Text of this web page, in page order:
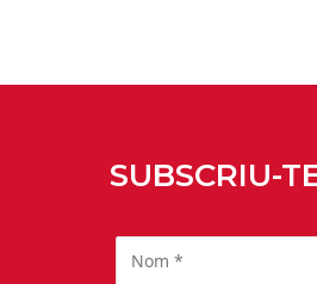
SUBSCRIU-